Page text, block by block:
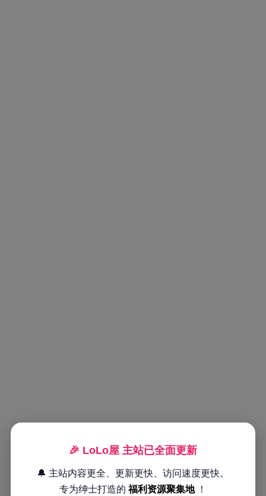
🎉 LoLo屋 主站已全面更新
🔔 主站内容更全、更新更快、访问速度更快。
专为绅士打造的福利资源聚集地 ！